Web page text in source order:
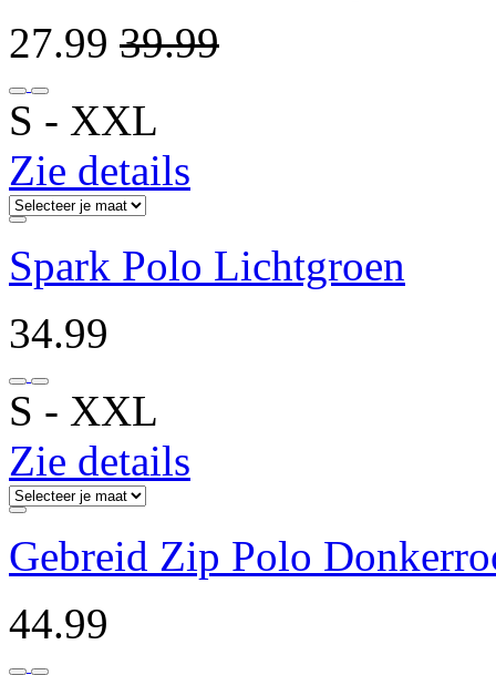
27.99 39.99
S ‐ XXL
Zie details
Spark Polo Lichtgroen
34.99
S ‐ XXL
Zie details
Gebreid Zip Polo
44.99